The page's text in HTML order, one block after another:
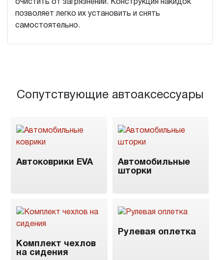
очистить от загрязнений. Конструкция накидок
позволяет легко их установить и снять
самостоятельно.
Сопутствующие автоаксессуары
Автоковрики EVA
Автомобильные
шторки
Комплект чехлов
на сидения
Рулевая оплетка